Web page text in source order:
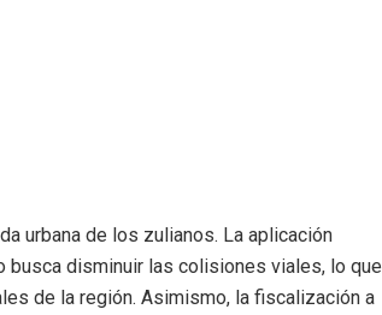
urbana de los zulianos. La aplicación
busca disminuir las colisiones viales, lo que
de la región. Asimismo, la fiscalización a